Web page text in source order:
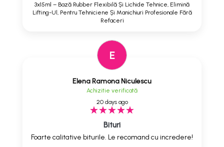
3x15ml – Bază Rubber Flexibilă Și Lichide Tehnice, Elimină
Lifting-Ul, Pentru Tehniciene Și Manichiuri Profesionale Fără
Refaceri
E
Elena Ramona Niculescu
Achizitie verificată
20 days ago
Bituri
Foarte calitative biturile. Le recomand cu incredere!